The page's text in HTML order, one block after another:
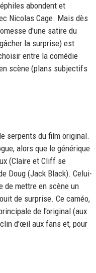
abondent et
Nicolas Cage. Mais dès
d'une satire du
la surprise) est
entre la comédie
scène (plans subjectifs
serpents du film original.
alors que le générique
(Claire et Cliff se
Doug (Jack Black). Celui-
de mettre en scène un
de surprise. Ce caméo,
de l'original (aux
d'œil aux fans et, pour